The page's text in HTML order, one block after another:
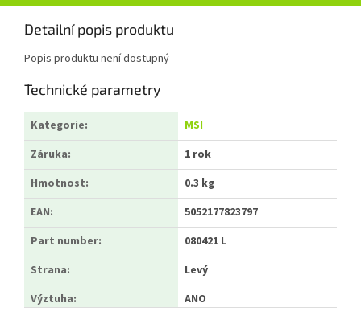
Detailní popis produktu
Popis produktu není dostupný
Technické parametry
Kategorie:
MSI
Záruka:
1 rok
Hmotnost:
0.3 kg
EAN:
5052177823797
Part number:
080421 L
Strana:
Levý
Výztuha: ANO